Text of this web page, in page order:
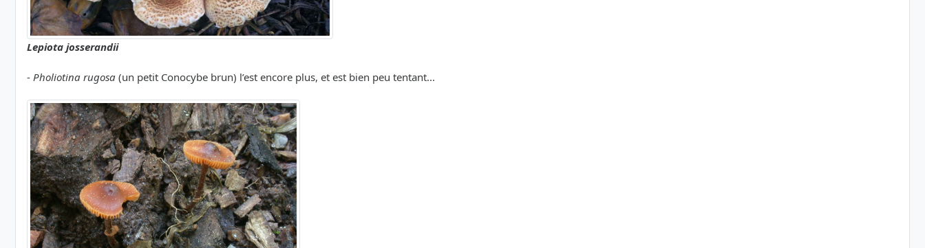
Lepiota josserandii
- Pholiotina rugosa (un petit Conocybe brun) l’est encore plus, et est bien peu tentant...